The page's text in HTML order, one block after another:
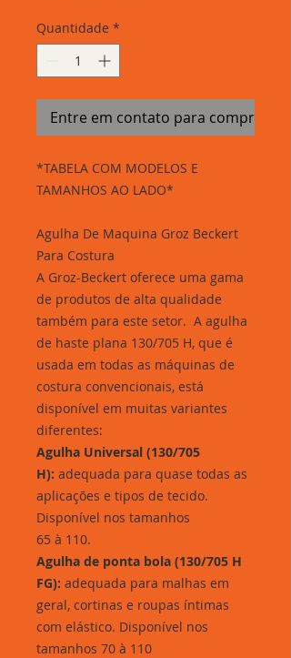
Quantidade *
Entre em contato para comprar
*TABELA COM MODELOS E
TAMANHOS AO LADO*
Agulha De Maquina Groz Beckert
Para Costura
A Groz-Beckert oferece uma gama
de produtos de alta qualidade
também para este setor. A agulha
de haste plana 130/705 H, que é
usada em todas as máquinas de
costura convencionais, está
disponível em muitas variantes
diferentes:
Agulha Universal (130/705
H): adequada para quase todas as
aplicações e tipos de tecido.
Disponível nos tamanhos
65 à 110.
Agulha de ponta bola (130/705 H
FG): adequada para malhas em
geral, cortinas e roupas íntimas
com elástico. Disponível nos
tamanhos 70 à 110